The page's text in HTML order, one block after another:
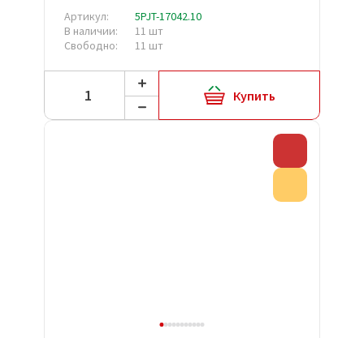
Артикул:
5PJT-17042.10
В наличии:
11 шт
Свободно:
11 шт
Купить